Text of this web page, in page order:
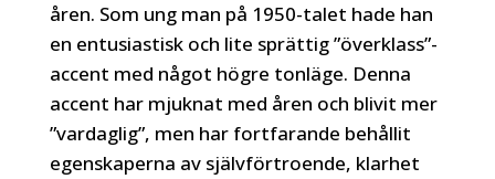
åren. Som ung man på 1950-talet hade han
en entusiastisk och lite sprättig ”överklass”-
accent med något högre tonläge. Denna
accent har mjuknat med åren och blivit mer
”vardaglig”, men har fortfarande behållit
egenskaperna av självförtroende, klarhet